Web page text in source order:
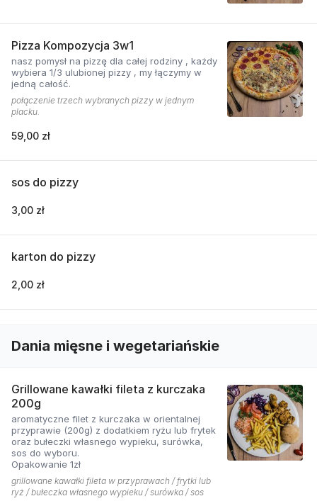
Pizza Kompozycja 3w1
nasz pomysł na pizzę dla całej rodziny , każdy
wybiera 1/3 ulubionej pizzy , my łączymy w
jedną całość.
połączenie trzech wybranych pizzy w jednym
placku.
59,00 zł
sos do pizzy
3,00 zł
karton do pizzy
2,00 zł
Dania mięsne i wegetariańskie
Grillowane kawałki fileta z kurczaka
200g
aromatyczne filet z kurczaka w orientalnej
przyprawie (200g) z dodatkiem ryżu lub frytek
oraz bułeczki własnego wypieku, surówka,
sos do wyboru.
Opakowanie 1zł
grillowane kawałki fileta w przyprawach / frytki lub
ryż / bułeczka własnego wypieku / surówka / sos